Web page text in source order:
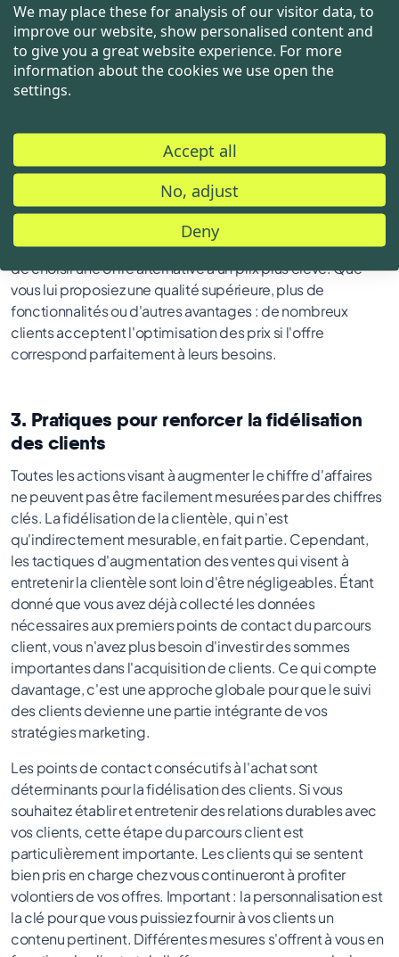
de gagner de nouveaux clients que d'utiliser des relations
clients existantes. Idéalement, la vente incitative vous
permet d'augmenter votre chiffre d'affaires sans frais
supplémentaires, puisque les offres correspondantes font
de toute façon déjà partie de votre gamme de produits.
Pour que la croissance du chiffre d'affaires par la vente
incitative fonctionne, vous devez offrir au client une valeur
ajoutée clairement identifiable. Pour cela, vous devez le
connaître parfaitement, par exemple en analysant les
données clients. Si vous avez affaire à un client existant
satisfait, vous avez de bonnes chances de le convaincre
de choisir une offre alternative à un prix plus élevé. Que
vous lui proposiez une qualité supérieure, plus de
fonctionnalités ou d'autres avantages : de nombreux
clients acceptent l'optimisation des prix si l'offre
correspond parfaitement à leurs besoins.
3. Pratiques pour renforcer la fidélisation
des clients
Toutes les actions visant à augmenter le chiffre d'affaires
ne peuvent pas être facilement mesurées par des chiffres
clés. La fidélisation de la clientèle, qui n'est
qu'indirectement mesurable, en fait partie. Cependant,
les tactiques d'augmentation des ventes qui visent à
entretenir la clientèle sont loin d'être négligeables. Étant
donné que vous avez déjà collecté les données
nécessaires aux premiers points de contact du parcours
client, vous n'avez plus besoin d'investir des sommes
importantes dans l'acquisition de clients. Ce qui compte
davantage, c'est une approche globale pour que le suivi
des clients devienne une partie intégrante de vos
stratégies marketing.
Les points de contact consécutifs à l'achat sont
déterminants pour la fidélisation des clients. Si vous
souhaitez établir et entretenir des relations durables avec
vos clients, cette étape du parcours client est
particulièrement importante. Les clients qui se sentent
bien pris en charge chez vous continueront à profiter
volontiers de vos offres. Important : la personnalisation est
la clé pour que vous puissiez fournir à vos clients un
contenu pertinent. Différentes mesures s'offrent à vous en
We may place these for analysis of our visitor data, to
improve our website, show personalised content and
to give you a great website experience. For more
information about the cookies we use open the
settings.
Accept all
No, adjust
Deny